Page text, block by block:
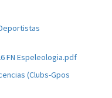
FN Espeleologia.pdf
(Clubs-Gpos